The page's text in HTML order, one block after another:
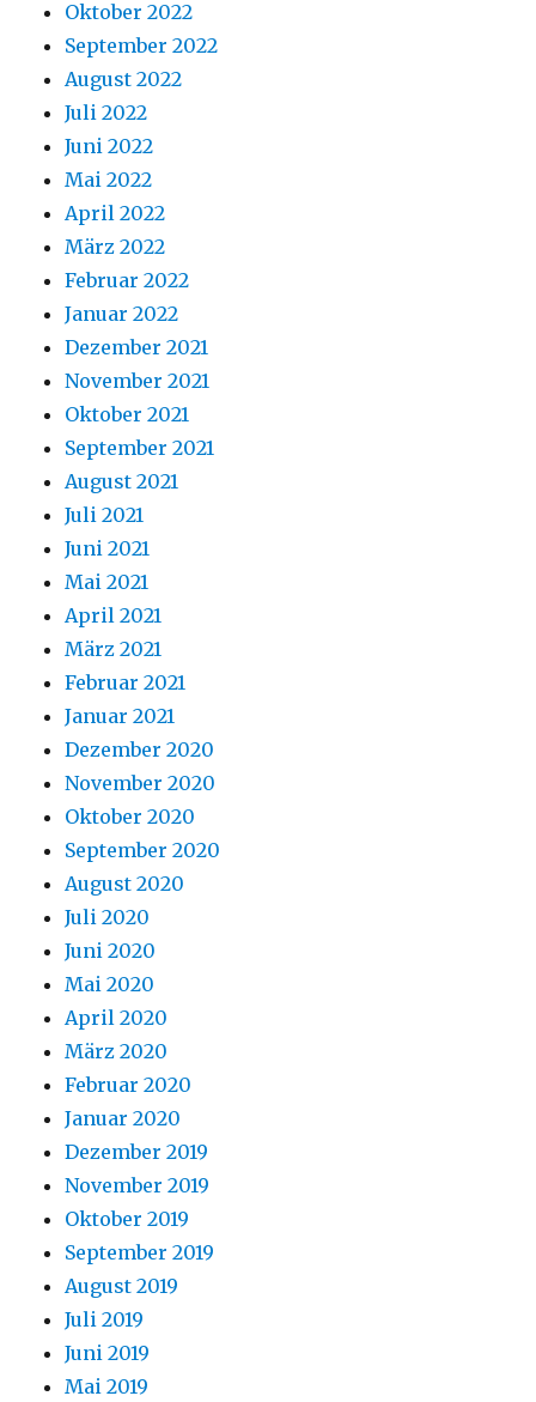
Oktober 2022
September 2022
August 2022
Juli 2022
Juni 2022
Mai 2022
April 2022
März 2022
Februar 2022
Januar 2022
Dezember 2021
November 2021
Oktober 2021
September 2021
August 2021
Juli 2021
Juni 2021
Mai 2021
April 2021
März 2021
Februar 2021
Januar 2021
Dezember 2020
November 2020
Oktober 2020
September 2020
August 2020
Juli 2020
Juni 2020
Mai 2020
April 2020
März 2020
Februar 2020
Januar 2020
Dezember 2019
November 2019
Oktober 2019
September 2019
August 2019
Juli 2019
Juni 2019
Mai 2019